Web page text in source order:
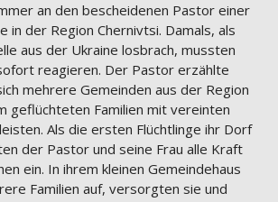
an den bescheidenen Pastor einer
in der Region Chernivtsi. Damals, als
aus der Ukraine losbrach, mussten
reagieren. Der Pastor erzählte
mehrere Gemeinden aus der Region
geflüchteten Familien mit vereinten
Als die ersten Flüchtlinge ihr Dorf
der Pastor und seine Frau alle Kraft
ein. In ihrem kleinen Gemeindehaus
Familien auf, versorgten sie und